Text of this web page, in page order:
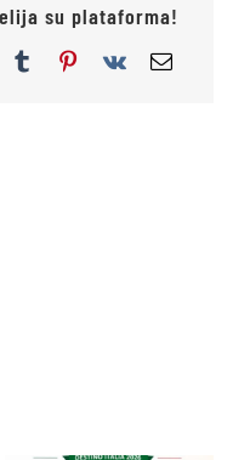
su plataforma!
TumblrPinterest
Vk
Correo